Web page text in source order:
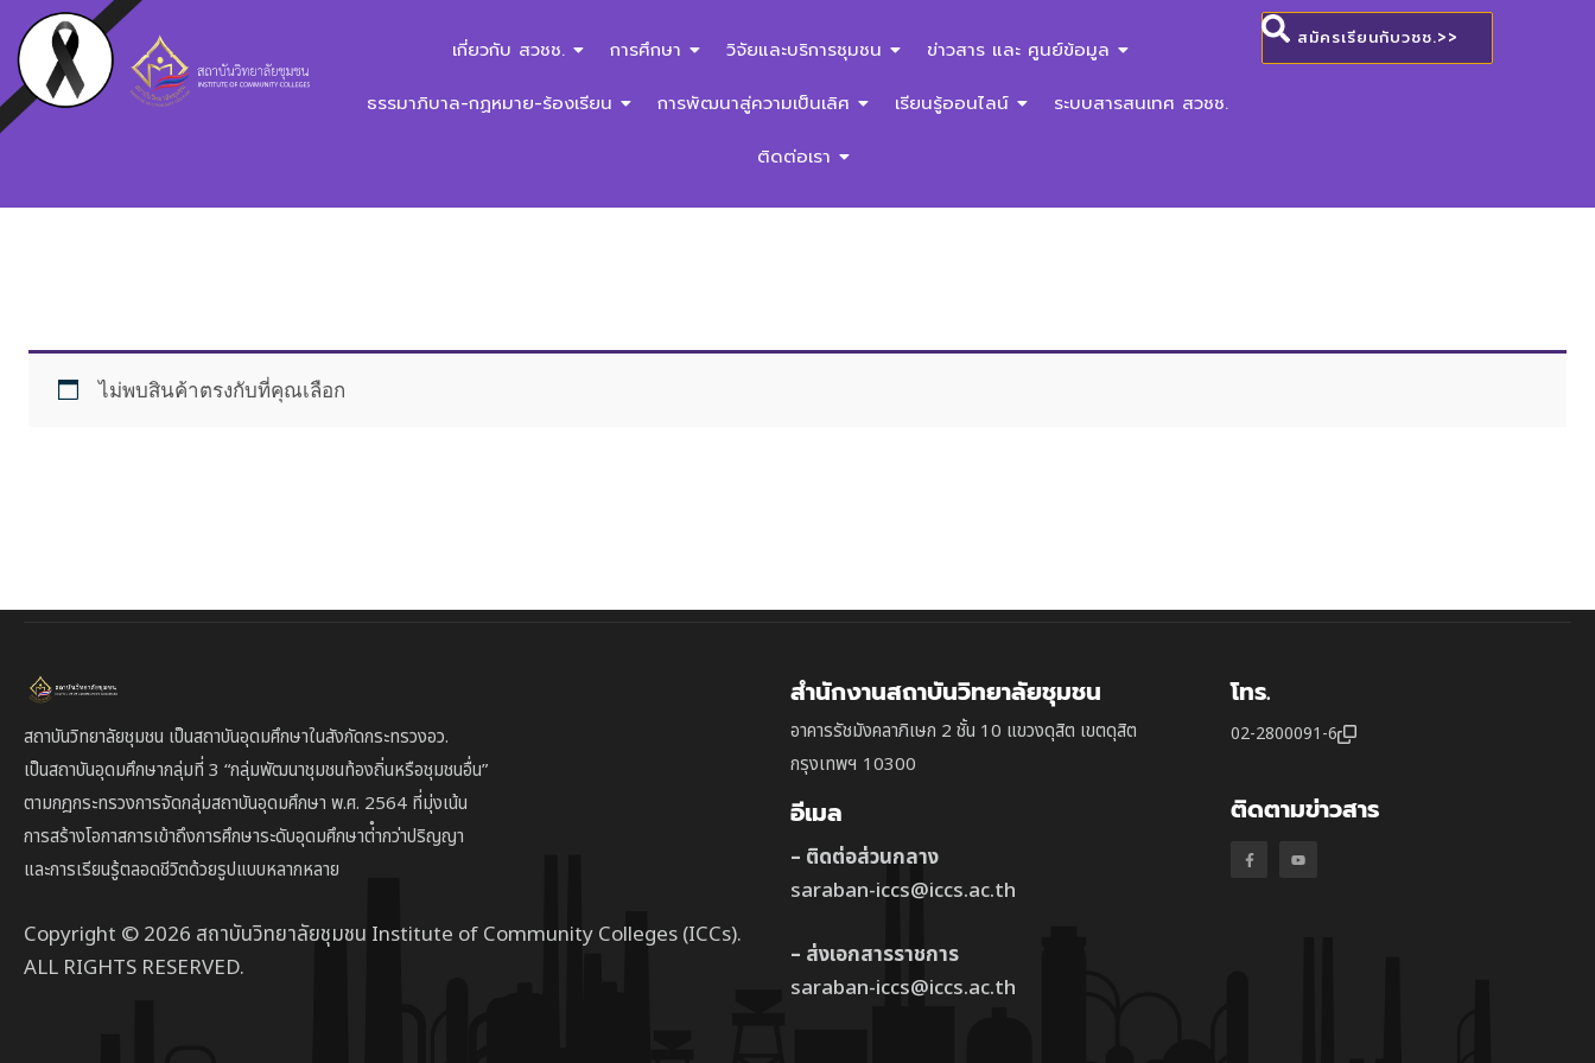
เกี่ยวกับ สวชช. การศึกษา วิจัยและบริการชุมชน ข่าวสาร และ ศูนย์ข้อมูล
ธรรมาภิบาล-กฏหมาย-ร้องเรียน การพัฒนาสู่ความเป็นเลิศ เรียนรู้ออนไลน์ ระบบสารสนเทศ สวชช.
ติดต่อเรา
สมัครเรียนกับวชช.>>
ไม่พบสินค้าตรงกับที่คุณเลือก
สถาบันวิทยาลัยชุมชน เป็นสถาบันอุดมศึกษาในสังกัดกระทรวงอว.
เป็นสถาบันอุดมศึกษากลุ่มที่ 3 “กลุ่มพัฒนาชุมชนท้องถิ่นหรือชุมชนอื่น”
ตามกฎกระทรวงการจัดกลุ่มสถาบันอุดมศึกษา พ.ศ. 2564 ที่มุ่งเน้น
การสร้างโอกาสการเข้าถึงการศึกษาระดับอุดมศึกษาต่ํากว่าปริญญา
และการเรียนรู้ตลอดชีวิตด้วยรูปแบบหลากหลาย
Copyright © 2026 สถาบันวิทยาลัยชุมชน Institute of Community Colleges (ICCs).
ALL RIGHTS RESERVED.
สำนักงานสถาบันวิทยาลัยชุมชน
อาคารรัชมังคลาภิเษก 2 ชั้น 10 แขวงดุสิต เขตดุสิต
กรุงเทพฯ 10300
อีเมล
– ติดต่อส่วนกลาง
saraban-iccs@iccs.ac.th
– ส่งเอกสารราชการ
saraban-iccs@iccs.ac.th
โทร.
02-2800091-6
ติดตามข่าวสาร